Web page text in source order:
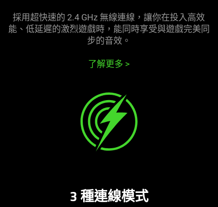
採用超快速的 2.4 GHz 無線連線，讓你在投入高效
能、低延遲的激烈遊戲時，能同時享受與遊戲完美同
步的音效。
了解更多 >
3 種連線模式